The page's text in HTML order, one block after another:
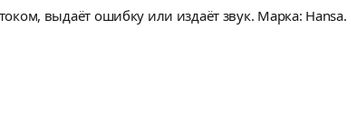
выдаёт ошибку или издаёт звук. Марка: Hansa.